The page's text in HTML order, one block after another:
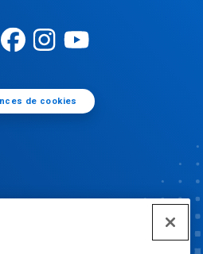
de cookies